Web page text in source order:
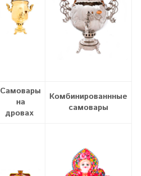
Самовары
на
дровах
Комбинированнные
самовары